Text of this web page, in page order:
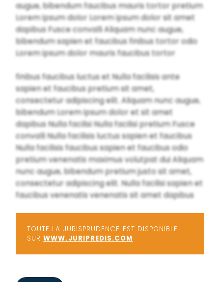
augue, bibendum faucibus mauris tortor pretium
Lorem ipsum dolor Lorem ipsum dolor sit amet
dapibus Fusce convalli Aliquam nunc augue,
bibendum sapien et faucibus finibus tortor odio
Lorem ipsum dolor mauris faucibus tortor
finibus faucibus luctus et Nulla facilisis ante
sapien et faucibus pretium sit amet,
consectetur adipiscing elit. Aliquam nunc augue,
bibendum Lorem ipsum dolor et sit amet
dapibus Nulla facilisi Nulla facilisi pretium Fusce
convalli Nulla facilisis luctus sapien et faucibus
Nulla facilisis faucibus sapien et faucibus odio
pretium venenatis maximus volutpat dui Aliquam
nunc augue, bibendum pretium justo sit amet,
consectetur adipiscing elit. Nulla facilisi sapien et
faucibus venenatis venenatis sit amet dapibus
TOUTE LA JURISPRUDENCE EST DISPONIBLE
SURWWW.JURIPREDIS.COM